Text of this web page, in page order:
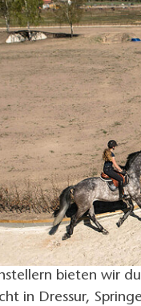
bieten wir
in Dressur,